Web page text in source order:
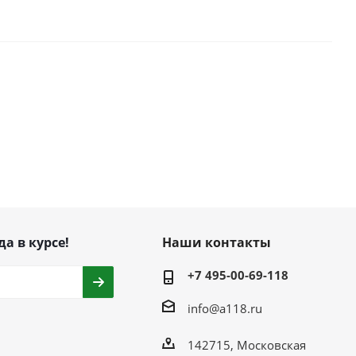
в курсе! Наши контакты
+7 495-00-69-118
info@a118.ru
142715, Московская